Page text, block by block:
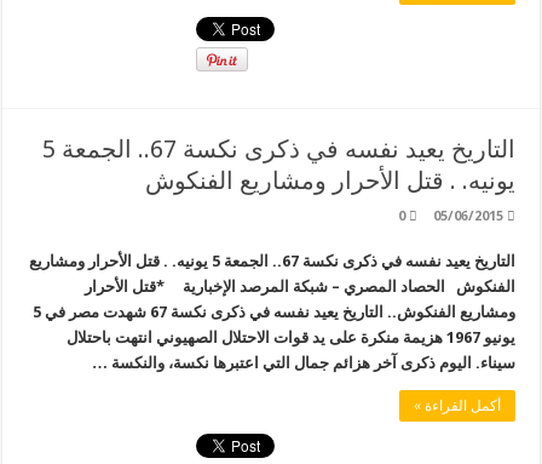
التاريخ يعيد نفسه في ذكرى نكسة 67.. الجمعة 5
يونيه. . قتل الأحرار ومشاريع الفنكوش
05/06/2015
0
التاريخ يعيد نفسه في ذكرى نكسة 67.. الجمعة 5 يونيه. . قتل الأحرار ومشاريع
الفنكوش الحصاد المصري – شبكة المرصد الإخبارية *قتل الأحرار
ومشاريع الفنكوش.. التاريخ يعيد نفسه في ذكرى نكسة 67 شهدت مصر في 5
يونيو 1967 هزيمة منكرة على يد قوات الاحتلال الصهيوني انتهت باحتلال
سيناء. اليوم ذكرى آخر هزائم جمال التي اعتبرها نكسة، والنكسة …
أكمل القراءة »